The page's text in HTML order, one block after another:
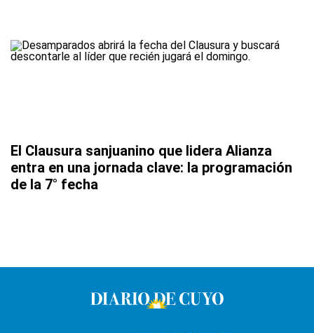
El Clausura sanjuanino que lidera Alianza
entra en una jornada clave: la programación
de la 7° fecha